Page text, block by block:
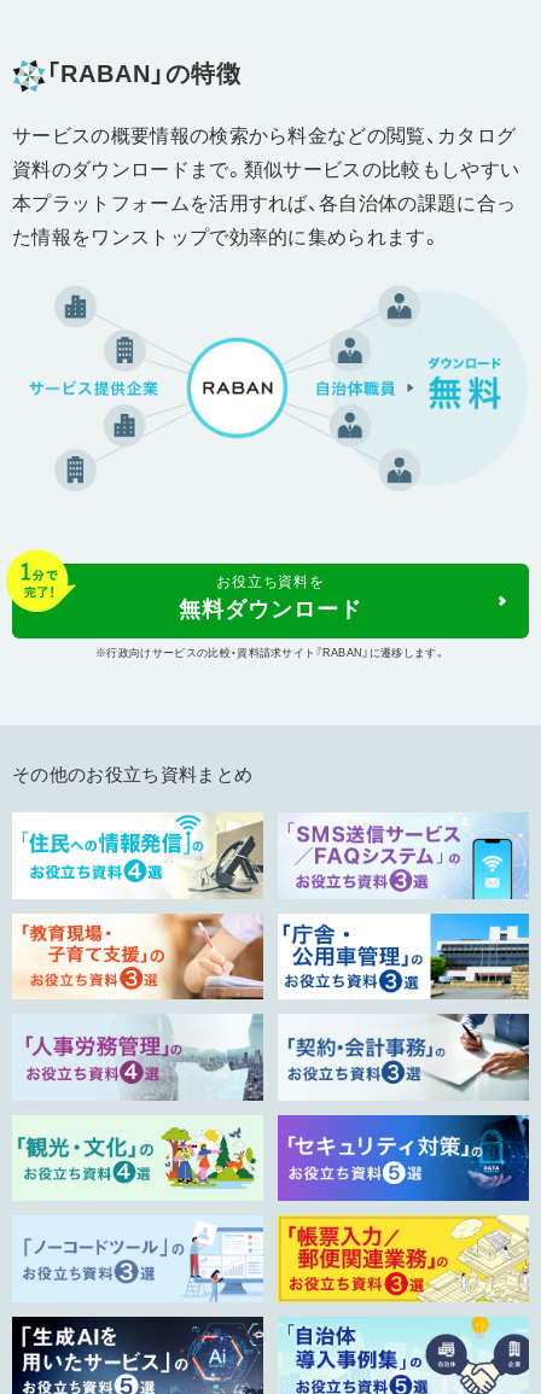
「RABAN」の特徴
サービスの概要情報の検索から料金などの閲覧、カタログ
資料のダウンロードまで。類似サービスの比較もしやすい
本プラットフォームを活用すれば、各自治体の課題に合っ
た情報をワンストップで効率的に集められます。
お役立ち資料を
無料ダウンロード
※行政向けサービスの比較・資料請求サイト『RABAN』に遷移します。
その他のお役立ち資料まとめ